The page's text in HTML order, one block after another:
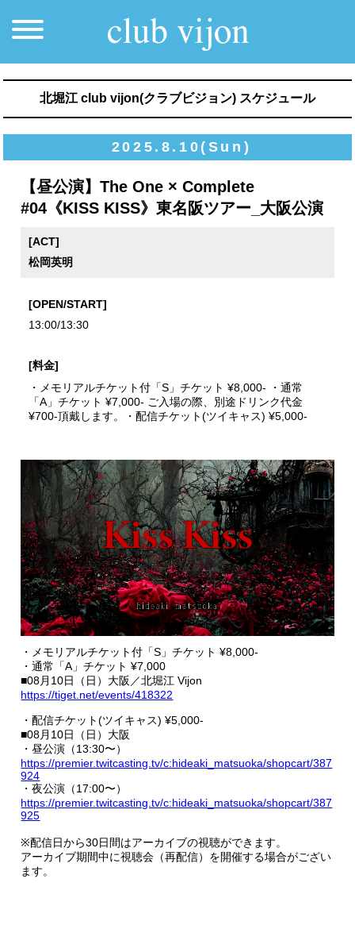
北堀江 club vijon(クラブビジョン) スケジュール
2025.8.10(Sun)
【昼公演】The One × Complete
#04《KISS KISS》東名阪ツアー_大阪公演
[ACT]
松岡英明
[OPEN/START]
13:00/13:30
[料金]
・メモリアルチケット付「S」チケット ¥8,000- ・通常
「A」チケット ¥7,000- ご入場の際、別途ドリンク代金
¥700-頂戴します。・配信チケット(ツイキャス) ¥5,000-
・メモリアルチケット付「S」チケット ¥8,000-
・通常「A」チケット ¥7,000
■08月10日（日）大阪／北堀江 Vijon
https://tiget.net/events/418322
・配信チケット(ツイキャス) ¥5,000-
■08月10日（日）大阪
・昼公演（13:30〜）
https://premier.twitcasting.tv/c:hideaki_matsuoka/shopcart/387
924
・夜公演（17:00〜）
https://premier.twitcasting.tv/c:hideaki_matsuoka/shopcart/387
925
※配信日から30日間はアーカイブの視聴ができます。
アーカイブ期間中に視聴会（再配信）を開催する場合がござい
ます。